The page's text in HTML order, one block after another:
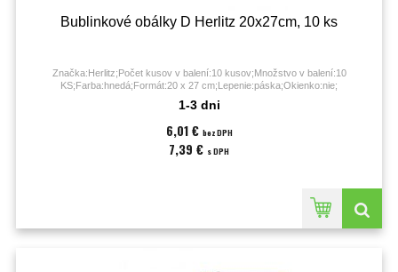
Bublinkové obálky D Herlitz 20x27cm, 10 ks
Značka:Herlitz;Počet kusov v balení:10 kusov;Množstvo v balení:10
KS;Farba:hnedá;Formát:20 x 27 cm;Lepenie:páska;Okienko:nie;
1-3 dni
6,01 € bez DPH
7,39 € s DPH